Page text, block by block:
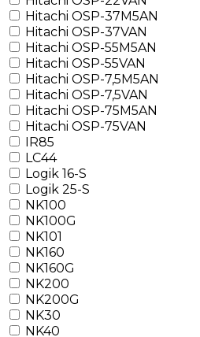
Hitachi OSP-37M5AN
Hitachi OSP-37VAN
Hitachi OSP-55M5AN
Hitachi OSP-55VAN
Hitachi OSP-7,5M5AN
Hitachi OSP-7,5VAN
Hitachi OSP-75M5AN
Hitachi OSP-75VAN
IR85
LC44
Logik 16-S
Logik 25-S
NK100
NK100G
NK101
NK160
NK160G
NK200
NK200G
NK30
NK40